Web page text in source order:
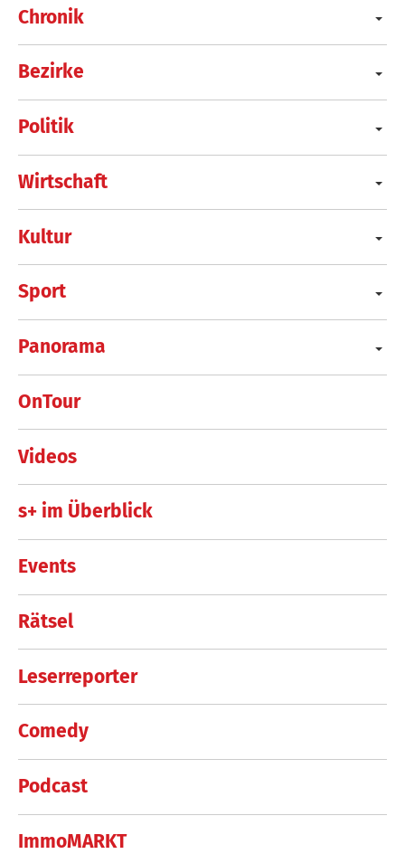
Chronik
Bezirke
Politik
Wirtschaft
Kultur
Sport
Panorama
OnTour
Videos
s+ im Überblick
Events
Rätsel
Leserreporter
Comedy
Podcast
ImmoMARKT